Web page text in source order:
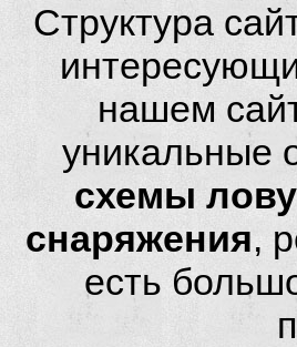
Структура
нашем
уникальные
схемы
снаряжения,
есть